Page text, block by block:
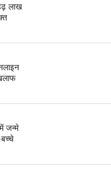
लाख
जन्मे